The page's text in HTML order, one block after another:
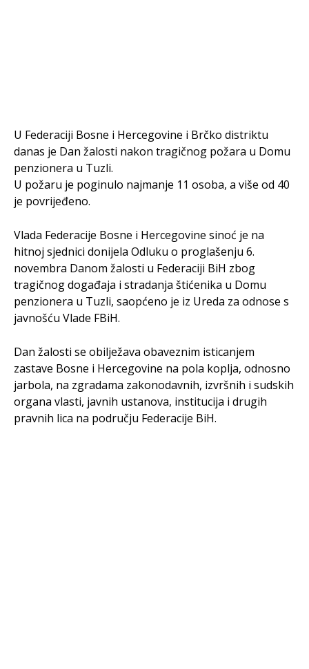
U Federaciji Bosne i Hercegovine i Brčko distriktu
danas je Dan žalosti nakon tragičnog požara u Domu
penzionera u Tuzli.
U požaru je poginulo najmanje 11 osoba, a više od 40
je povrijeđeno.
Vlada Federacije Bosne i Hercegovine sinoć je na
hitnoj sjednici donijela Odluku o proglašenju 6.
novembra Danom žalosti u Federaciji BiH zbog
tragičnog događaja i stradanja štićenika u Domu
penzionera u Tuzli, saopćeno je iz Ureda za odnose s
javnošću Vlade FBiH.
Dan žalosti se obilježava obaveznim isticanjem
zastave Bosne i Hercegovine na pola koplja, odnosno
jarbola, na zgradama zakonodavnih, izvršnih i sudskih
organa vlasti, javnih ustanova, institucija i drugih
pravnih lica na području Federacije BiH.